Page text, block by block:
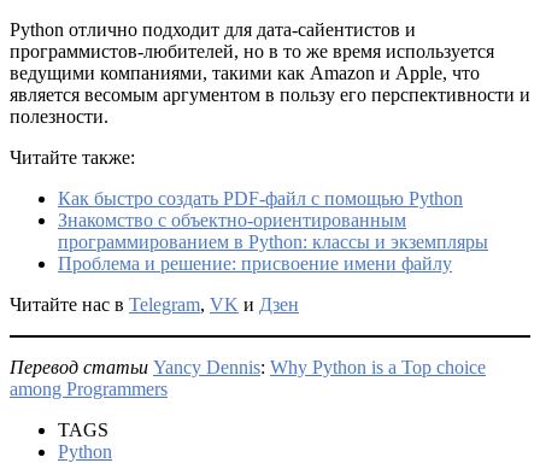
Python отлично подходит для дата-сайентистов и
программистов-любителей, но в то же время используется
ведущими компаниями, такими как Amazon и Apple, что
является весомым аргументом в пользу его перспективности и
полезности.
Читайте также:
Как быстро создать PDF-файл с помощью Python
Знакомство с объектно-ориентированным
программированием в Python: классы и экземпляры
Проблема и решение: присвоение имени файлу
Читайте нас в Telegram, VK и Дзен
Перевод статьи Yancy Dennis: Why Python is a Top choice
among Programmers
TAGS
Python